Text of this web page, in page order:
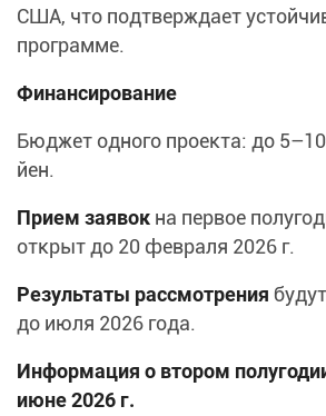
США, что подтверждает
программе.
Финансирование
Бюджет одного проекта: до
йен.
Прием заявок на первое
открыт до 20 февраля 2026 г.
Результаты рассмотрения
до июля 2026 года.
Информация о втором
июне 2026 г.